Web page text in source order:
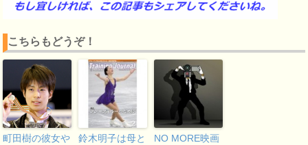
こちらもどうぞ！
町田樹の彼女や
鈴木明子は母と
NO MORE映画